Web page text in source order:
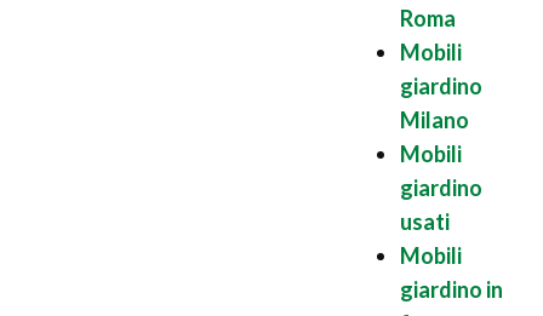
Roma
Mobili
giardino
Milano
Mobili
giardino
usati
Mobili
giardino in